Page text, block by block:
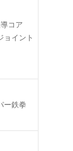
コア
イント
ー鉄拳